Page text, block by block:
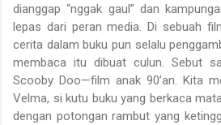
dianggap “nggak gaul” dan
lepas dari peran media. Di sebuah
cerita dalam buku pun selalu
membaca itu dibuat culun. Sebut
Scooby Doo—film anak 90’an. Kita
Velma, si kutu buku yang berkaca
dengan potongan rambut yang